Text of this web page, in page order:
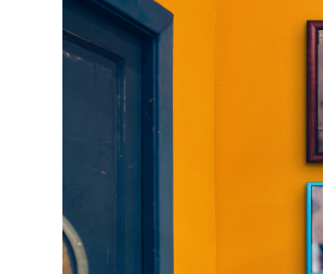
Ваш город:
Выберите из списка:
10х10
10х15
13х18
15х15
15х20
20х20
20х30
30х30
30х40